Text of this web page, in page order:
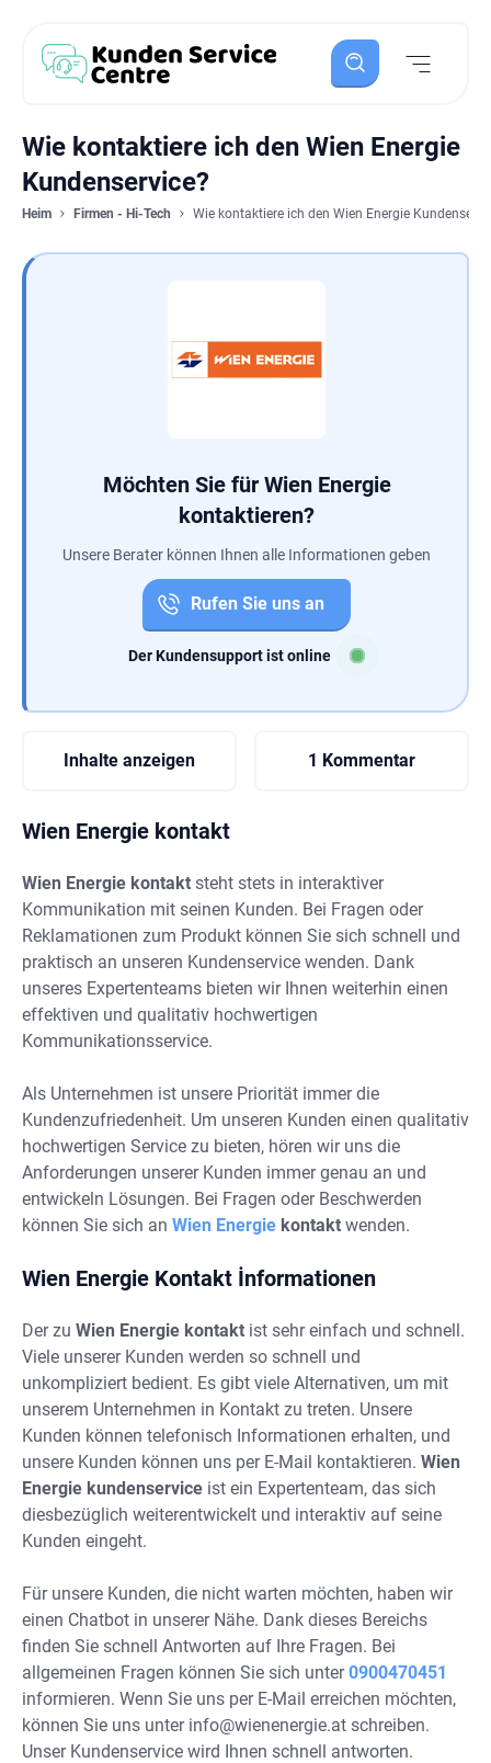
Wie kontaktiere ich den Wien Energie
Kundenservice?
Heim Firmen - Hi-Tech Wie kontaktiere ich den Wien Energie
Möchten Sie für Wien Energie
kontaktieren?
Unsere Berater können Ihnen alle Informationen geben
Rufen Sie uns an
Der Kundensupport ist online
Inhalte anzeigen 1 Kommentar
Wien Energie kontakt
Wien Energie kontakt steht stets in interaktiver
Kommunikation mit seinen Kunden. Bei Fragen oder
Reklamationen zum Produkt können Sie sich schnell und
praktisch an unseren Kundenservice wenden. Dank
unseres Expertenteams bieten wir Ihnen weiterhin einen
effektiven und qualitativ hochwertigen
Kommunikationsservice.
Als Unternehmen ist unsere Priorität immer die
Kundenzufriedenheit. Um unseren Kunden einen qualitativ
hochwertigen Service zu bieten, hören wir uns die
Anforderungen unserer Kunden immer genau an und
entwickeln Lösungen. Bei Fragen oder Beschwerden
können Sie sich an Wien Energie kontakt wenden.
Wien Energie Kontakt İnformationen
Der zu Wien Energie kontakt ist sehr einfach und schnell.
Viele unserer Kunden werden so schnell und
unkompliziert bedient. Es gibt viele Alternativen, um mit
unserem Unternehmen in Kontakt zu treten. Unsere
Kunden können telefonisch Informationen erhalten, und
unsere Kunden können uns per E-Mail kontaktieren. Wien
Energie kundenservice ist ein Expertenteam, das sich
diesbezüglich weiterentwickelt und interaktiv auf seine
Kunden eingeht.
Für unsere Kunden, die nicht warten möchten, haben wir
einen Chatbot in unserer Nähe. Dank dieses Bereichs
finden Sie schnell Antworten auf Ihre Fragen. Bei
allgemeinen Fragen können Sie sich unter0900470451
informieren. Wenn Sie uns per E-Mail erreichen möchten,
können Sie uns unter info@wienenergie.at schreiben.
Unser Kundenservice wird Ihnen schnell antworten.